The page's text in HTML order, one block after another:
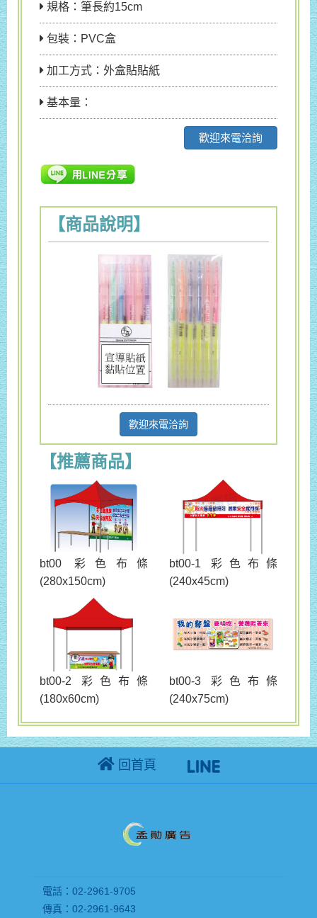
規格：筆長約15cm
包裝：PVC盒
加工方式：外盒貼貼紙
基本量：
歡迎來電洽詢
【商品說明】
歡迎來電洽詢
【推薦商品】
bt00 彩色布條
(280x150cm)
bt00-1 彩色布條
(240x45cm)
bt00-2 彩色布條
(180x60cm)
bt00-3 彩色布條
(240x75cm)
回首頁
電話：02-2961-9705
傳真：02-2961-9643